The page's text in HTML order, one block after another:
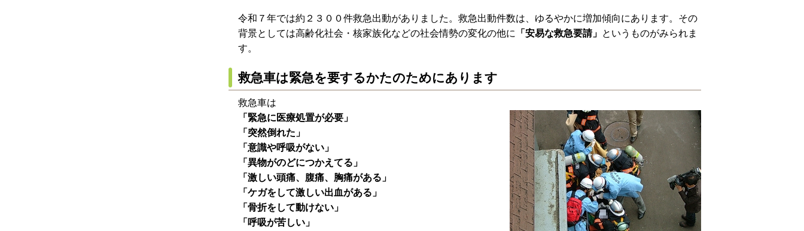
令和７年では約２３００件救急出動がありました。救急出動件数は、ゆるやかに増加傾向にあります。その
背景としては高齢化社会・核家族化などの社会情勢の変化の他に 「安易な救急要請」 というものがみられま
す。
救急車は緊急を要するかたのためにあります
救急車は
「緊急に医療処置が必要」
「突然倒れた」
「意識や呼吸がない」
「異物がのどにつかえてる」
「激しい頭痛、腹痛、胸痛がある」
「ケガをして激しい出血がある」
「骨折をして動けない」
「呼吸が苦しい」